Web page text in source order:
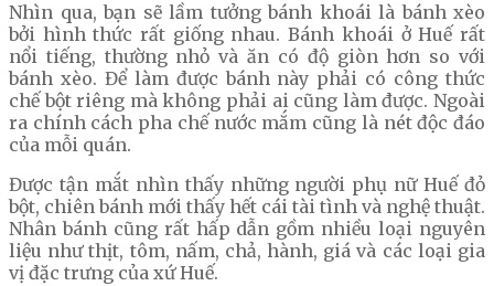
Nhìn qua, bạn sẽ lầm tưởng bánh khoái là bánh xèo
bởi hình thức rất giống nhau. Bánh khoái ở Huế rất
nổi tiếng, thường nhỏ và ăn có độ giòn hơn so với
bánh xèo. Để làm được bánh này phải có công thức
chế bột riêng mà không phải ai cũng làm được. Ngoài
ra chính cách pha chế nước mắm cũng là nét độc đáo
của mỗi quán.
Được tận mắt nhìn thấy những người phụ nữ Huế đỏ
bột, chiên bánh mới thấy hết cái tài tình và nghệ thuật.
Nhân bánh cũng rất hấp dẫn gồm nhiều loại nguyên
liệu như thịt, tôm, nấm, chả, hành, giá và các loại gia
vị đặc trưng của xứ Huế.